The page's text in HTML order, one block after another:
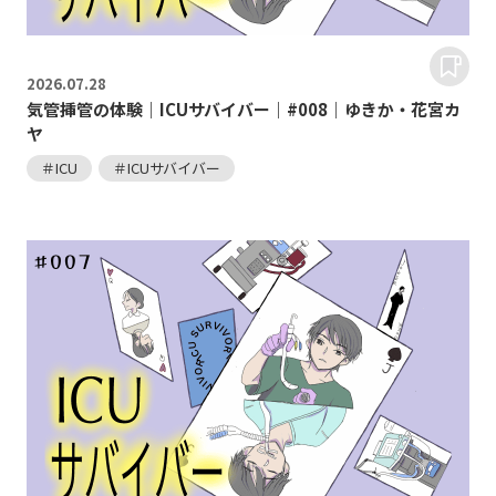
2026.07.28
気管挿管の体験｜ICUサバイバー｜#008｜ゆきか・花宮カ
ヤ
＃ICU ＃ICUサバイバー